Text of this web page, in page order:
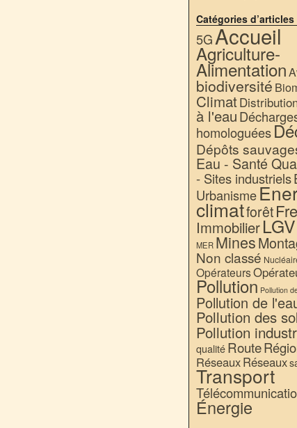
Catégories d’articles
5GAccueil
Agriculture-
Alimentation
biodiversité
Climat
à l'eau
homologuées
Dépôts
Eau - Santé
- Sites industriels
Urbanisme
climatforêt
ImmobilierLGV
MER Mines
Non classé
Opérateurs
Pollution Pollution
Pollution de
Pollution des
Pollution
qualité Route
RéseauxRéseaux
Transport
Énergie